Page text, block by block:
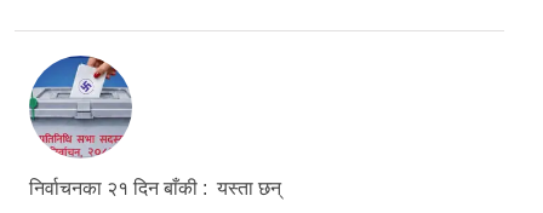
निर्वाचनका २१ दिन बाँकी : यस्ता छन्